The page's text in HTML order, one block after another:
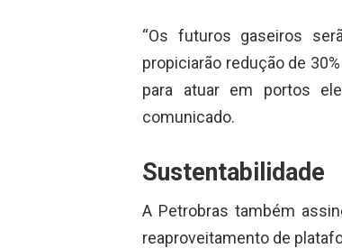
“Os futuros gaseiros
propiciarão redução de
para atuar em portos
comunicado.
Sustentabilidade
A Petrobras também
reaproveitamento de